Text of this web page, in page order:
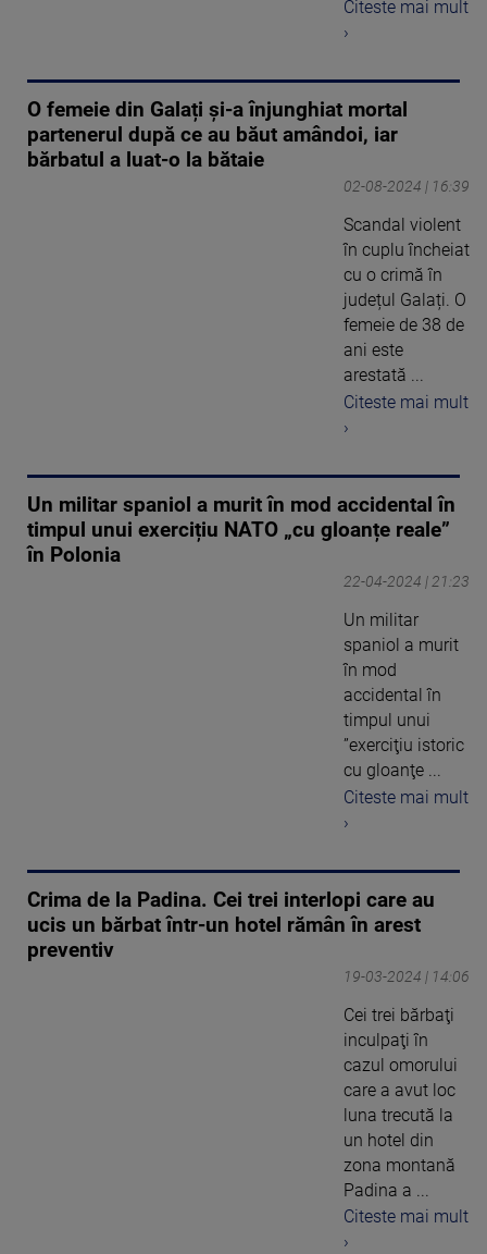
Citeste mai mult
›
O femeie din Galați și-a înjunghiat mortal
partenerul după ce au băut amândoi, iar
bărbatul a luat-o la bătaie
02-08-2024 | 16:39
Scandal violent
în cuplu încheiat
cu o crimă în
județul Galați. O
femeie de 38 de
ani este
arestată ...
Citeste mai mult
›
Un militar spaniol a murit în mod accidental în
timpul unui exercițiu NATO „cu gloanțe reale”
în Polonia
22-04-2024 | 21:23
Un militar
spaniol a murit
în mod
accidental în
timpul unui
”exerciţiu istoric
cu gloanţe ...
Citeste mai mult
›
Crima de la Padina. Cei trei interlopi care au
ucis un bărbat într-un hotel rămân în arest
preventiv
19-03-2024 | 14:06
Cei trei bărbaţi
inculpaţi în
cazul omorului
care a avut loc
luna trecută la
un hotel din
zona montană
Padina a ...
Citeste mai mult
›